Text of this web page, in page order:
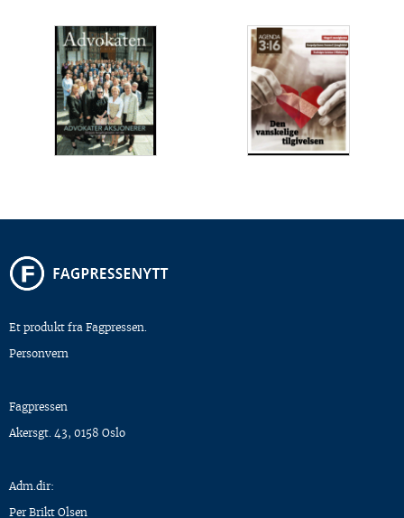
Et produkt fra Fagpressen.
Personvern
Fagpressen
Akersgt. 43, 0158 Oslo
Adm.dir:
Per Brikt Olsen